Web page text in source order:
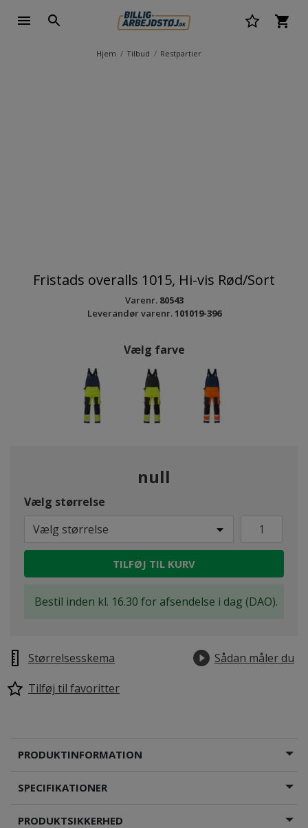
Hjem Tilbud Restpartier
Fristads overalls 1015, Hi-vis Rød/Sort
Varenr. 80543
Leverandør varenr.101019-396
Vælg farve
null
Vælg størrelse
Vælg størrelse
TILFØJ TIL KURV
Bestil inden kl. 16.30 for afsendelse i dag (DAO).
Størrelsesskema
Sådan måler du
Tilføj til favoritter
PRODUKTINFORMATION
SPECIFIKATIONER
PRODUKTSIKKERHED